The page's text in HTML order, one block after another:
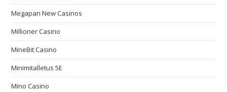
Megapari New Casinos
Millioner Casino
MineBit Casino
Minimitalletus 5E
Mino Casino